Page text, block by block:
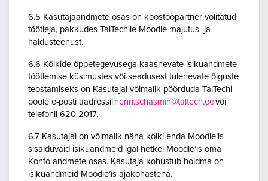
6.5 Kasutajaandmete osas on koostööpartner volitatud
töötleja, pakkudes TalTechile Moodle majutus- ja
haldusteenust.
6.6 Kõikide õppetegevusega kaasnevate isikuandmete
töötlemise küsimustes või seadusest tulenevate õiguste
teostamiseks on Kasutajal võimalik pöörduda TalTechi
poole e-posti aadressil henri.schasmin@taltech.eevõi
telefonil 620 2017.
6.7 Kasutajal on võimalik näha kõiki enda Moodle’is
sisalduvaid isikuandmeid igal hetkel Moodle’is oma
Konto andmete osas. Kasutaja kohustub hoidma on
isikuandmeid Moodle’is ajakohastena.